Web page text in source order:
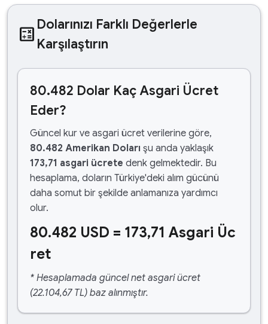
calculate Dolarınızı Farklı Değerlerle
Karşılaştırın
80.482 Dolar Kaç Asgari Ücret
Eder?
Güncel kur ve asgari ücret verilerine göre,
80.482 Amerikan Doları şu anda yaklaşık
173,71 asgari ücrete denk gelmektedir. Bu
hesaplama, doların Türkiye'deki alım gücünü
daha somut bir şekilde anlamanıza yardımcı
olur.
80.482 USD = 173,71 Asgari Üc
ret
* Hesaplamada güncel net asgari ücret
(22.104,67 TL) baz alınmıştır.